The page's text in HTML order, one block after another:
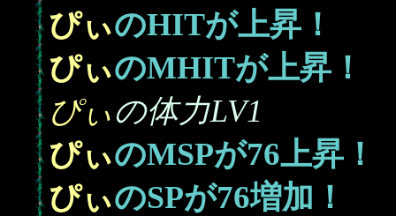
ぴぃのHITが上昇！
ぴぃのMHITが上昇！
ぴぃの体力LV1
ぴぃのMSPが76上昇！
ぴぃのSPが76増加！